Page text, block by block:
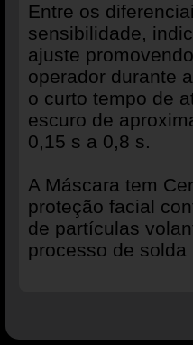
Entre os
sensibilidade,
ajuste
operador durante
o curto tempo de
escuro de
0,15 s a 0,8 s.
A Máscara tem
proteção facial
de partículas
processo de